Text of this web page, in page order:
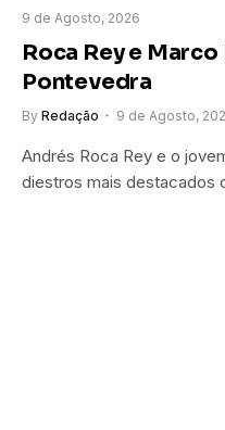
9 de Agosto, 2026
Roca Rey e
Pontevedra
By Redação 9 de Agosto,
Andrés Roca Rey e o
diestros mais destacados